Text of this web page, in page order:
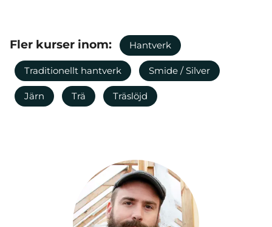
Fler kurser inom: Hantverk
Traditionellt hantverk Smide / Silver
Järn Trä Träslöjd